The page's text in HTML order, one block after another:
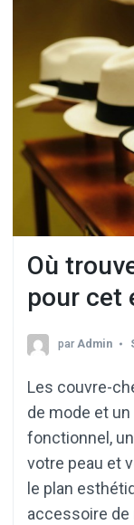
Où
pour cet
parAdmin
Les couvre-
de mode et
fonctionnel,
votre peau et
le plan
accessoire de